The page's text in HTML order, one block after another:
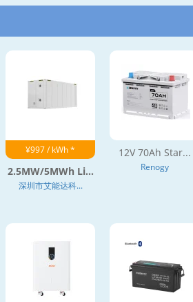
¥997 / kWh *
2.5MW/5MWh Li...
深圳市艾能达科...
12V 70Ah Star...
Renogy